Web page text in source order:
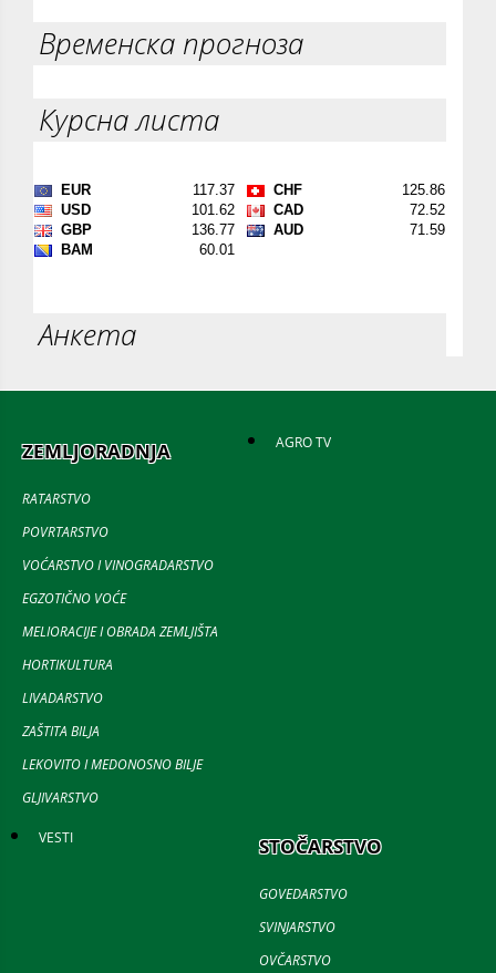
Временска прогноза
Курсна листа
Анкета
ZEMLJORADNJA
RATARSTVO
POVRTARSTVO
VOĆARSTVO I VINOGRADARSTVO
EGZOTIČNO VOĆE
MELIORACIJE I OBRADA ZEMLJIŠTA
HORTIKULTURA
LIVADARSTVO
ZAŠTITA BILJA
LEKOVITO I MEDONOSNO BILJE
GLJIVARSTVO
AGRO TV
VESTI STOČARSTVO
GOVEDARSTVO
SVINJARSTVO
OVČARSTVO